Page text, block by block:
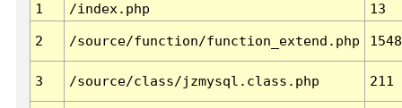
1
/index.php 13
2 /source/function/function_extend.php 1548
3 /source/class/jzmysql.class.php 211